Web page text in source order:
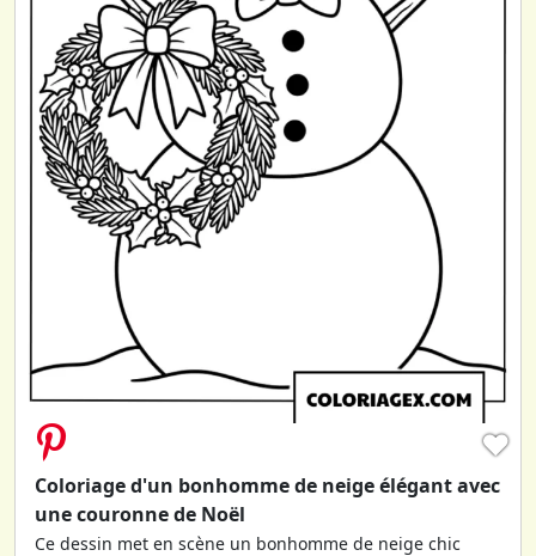
♥
Coloriage d'un bonhomme de neige élégant avec
une couronne de Noël
Ce dessin met en scène un bonhomme de neige chic